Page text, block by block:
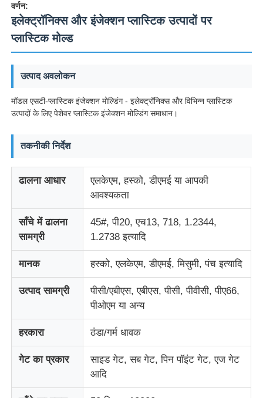
होम
उत्पाद
वीआर दिखाएँ
वर्णन:
इलेक्ट्रॉनिक्स और इंजेक्शन प्लास्टिक उत्पादों पर
प्लास्टिक मोल्ड
उत्पाद अवलोकन
मॉडल एसटी-प्लास्टिक इंजेक्शन मोल्डिंग - इलेक्ट्रॉनिक्स और विभिन्न प्लास्टिक
उत्पादों के लिए पेशेवर प्लास्टिक इंजेक्शन मोल्डिंग समाधान।
तकनीकी निर्देश
ढालना आधार
एलकेएम, हस्को, डीएमई या आपकी
आवश्यकता
साँचे में ढालना
सामग्री
45#, पी20, एच13, 718, 1.2344,
1.2738 इत्यादि
मानक हस्को, एलकेएम, डीएमई, मिसुमी, पंच इत्यादि
उत्पाद सामग्री
पीसी/एबीएस, एबीएस, पीसी, पीवीसी, पीए66,
पीओएम या अन्य
हरकारा ठंडा/गर्म धावक
गेट का प्रकार
साइड गेट, सब गेट, पिन पॉइंट गेट, एज गेट
आदि